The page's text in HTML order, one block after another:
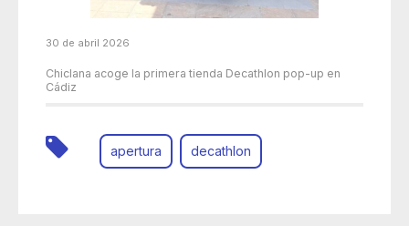
30 de abril 2026
Chiclana acoge la primera tienda Decathlon pop-up en
Cádiz
apertura decathlon